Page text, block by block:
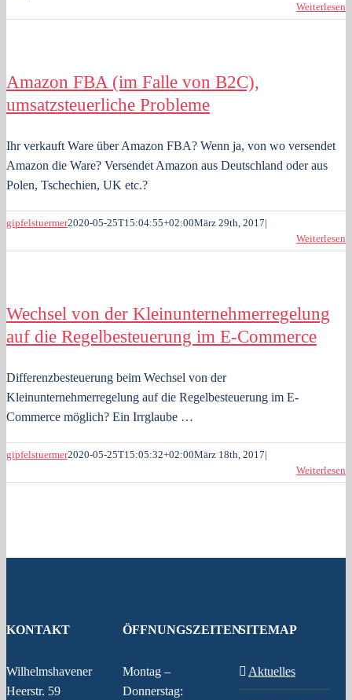
Weiterlesen
Amazon FBA (im Falle von B2C),
umsatzsteuerliche Probleme
Ihr verkauft Ware über Amazon FBA? Wenn ja, von wo versendet
Amazon die Ware? Versendet Amazon aus Deutschland oder aus
Polen, Tschechien, UK etc.?
gipfelstuermer2020-05-25T15:04:55+02:00März 29th, 2017|
Weiterlesen
Wechsel von der Kleinunternehmerregelung
auf die Regelbesteuerung im E-Commerce
Differenzbesteuerung beim Wechsel von der
Kleinunternehmerregelung auf die Regelbesteuerung im E-
Commerce möglich? Ein Irrglaube …
gipfelstuermer2020-05-25T15:05:32+02:00März 18th, 2017|
Weiterlesen
KONTAKT
Wilhelmshavener
Heerstr. 59
ÖFFNUNGSZEITEN
Montag –
Donnerstag:
SITEMAP
Aktuelles